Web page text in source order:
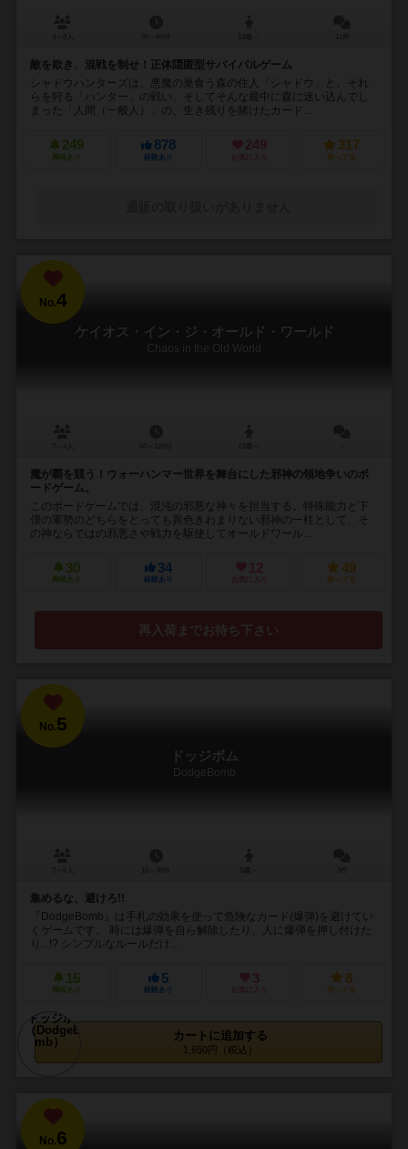
敵を欺き、混戦を制せ！正体隠匿型サバイバルゲーム
シャドウハンターズは、悪魔の巣食う森の住人「シャドウ」と、それ
らを狩る「ハンター」の戦い、そしてそんな最中に森に迷い込んでし
まった「人間（一般人）」の、生き残りを賭けたカード...
249
興味あり
878
経験あり
249
お気に入り
317
持ってる
No.4
ケイオス・イン・ジ・オールド・ワールド
Chaos in the Old World
魔が覇を競う！ウォーハンマー世界を舞台にした邪神の領地争いのボ
ードゲーム。
このボードゲームでは、混沌の邪悪な神々を担当する。特殊能力と下
僕の軍勢のどちらをとっても異色きわまりない邪神の一柱として、そ
の神ならではの邪悪さや戦力を駆使してオールドワール...
30
興味あり
34
経験あり
12
お気に入り
49
持ってる
再入荷までお待ち下さい
No.5
ドッジボム
DodgeBomb
集めるな、避けろ!!
『DodgeBomb』は手札の効果を使って危険なカード(爆弾)を避けてい
くゲームです。 時には爆弾を自ら解除したり、人に爆弾を押し付けた
り...!? シンプルなルールだけ...
15
興味あり
5
経験あり
3
お気に入り
8
持ってる
カートに追加する
1,650円（税込）
No.6